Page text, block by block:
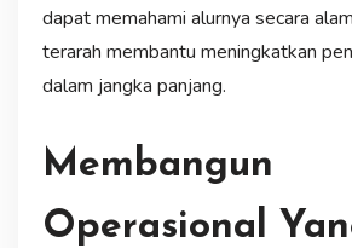
dapat memahami alurnya secara
terarah membantu meningkatkan
dalam jangka panjang.
Membangun
Operasional